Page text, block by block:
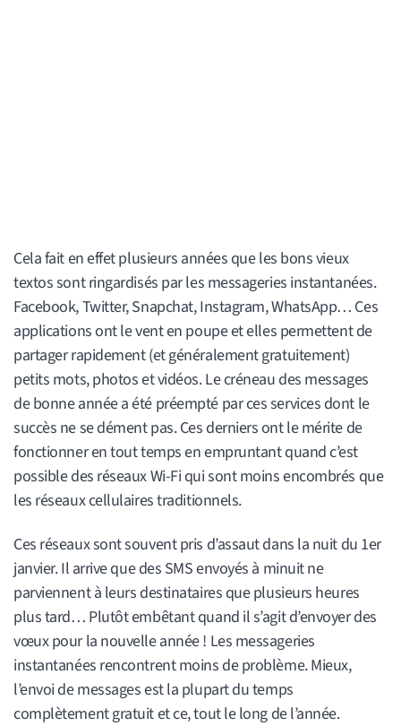
Cela fait en effet plusieurs années que les bons vieux
textos sont ringardisés par les messageries instantanées.
Facebook, Twitter, Snapchat, Instagram, WhatsApp… Ces
applications ont le vent en poupe et elles permettent de
partager rapidement (et généralement gratuitement)
petits mots, photos et vidéos. Le créneau des messages
de bonne année a été préempté par ces services dont le
succès ne se dément pas. Ces derniers ont le mérite de
fonctionner en tout temps en empruntant quand c’est
possible des réseaux Wi-Fi qui sont moins encombrés que
les réseaux cellulaires traditionnels.
Ces réseaux sont souvent pris d’assaut dans la nuit du 1er
janvier. Il arrive que des SMS envoyés à minuit ne
parviennent à leurs destinataires que plusieurs heures
plus tard… Plutôt embêtant quand il s’agit d’envoyer des
vœux pour la nouvelle année ! Les messageries
instantanées rencontrent moins de problème. Mieux,
l’envoi de messages est la plupart du temps
complètement gratuit et ce, tout le long de l’année.